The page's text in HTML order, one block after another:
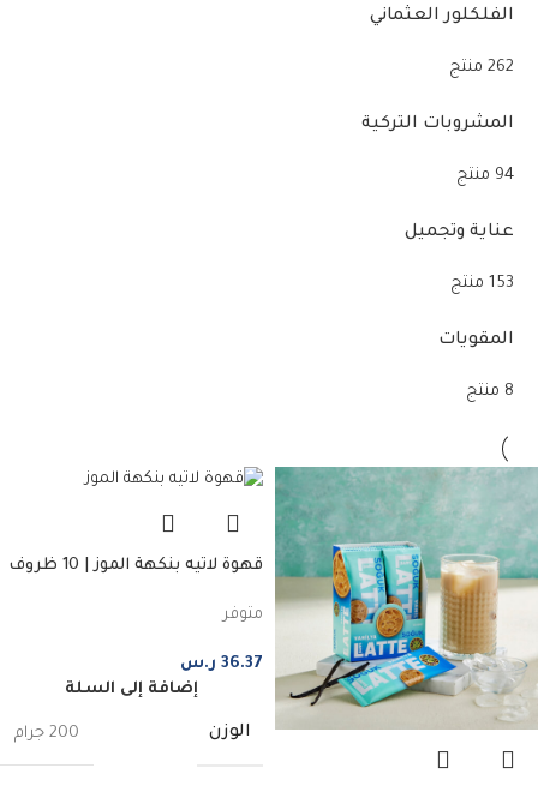
الفلكلور العثماني
262 منتج
المشروبات التركية
94 منتج
عناية وتجميل
153 منتج
المقويات
8 منتج
قهوة لاتيه بنكهة الموز | 10 ظروف
متوفر
36.37 ر.س
إضافة إلى السلة
الوزن 200 جرام